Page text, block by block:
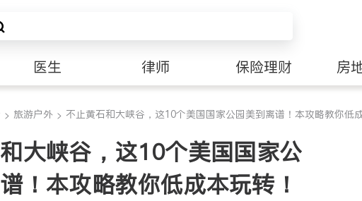
医生 律师 保险理财 房
> 旅游户外 > 不止黄石和大峡谷，这10个美国国家公园美到离谱！本攻略教你低
大峡谷，这10个美国国家公
！本攻略教你低成本玩转！